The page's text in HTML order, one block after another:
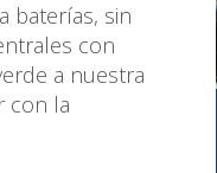
baterías, sin
con
a nuestra
con la